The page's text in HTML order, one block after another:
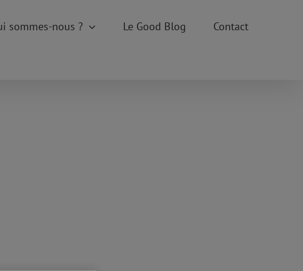
sommes-nous ? Le Good Blog Contact